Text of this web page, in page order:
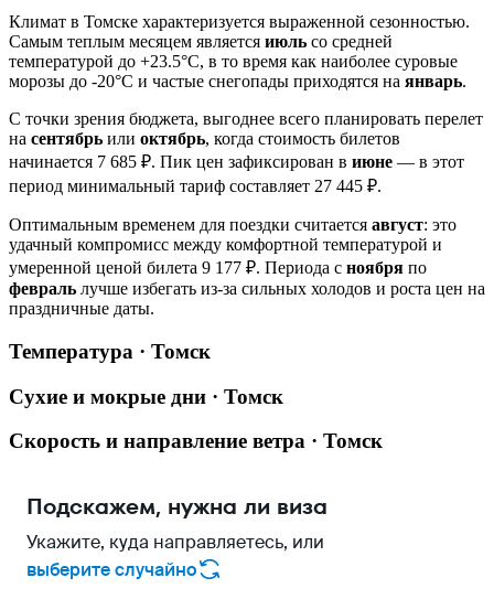
Климат в Томске характеризуется выраженной сезонностью.
Самым теплым месяцем является июль со средней
температурой до +23.5°C, в то время как наиболее суровые
морозы до -20°C и частые снегопады приходятся на январь.
С точки зрения бюджета, выгоднее всего планировать перелет
на сентябрь или октябрь, когда стоимость билетов
начинается 7 685 ₽. Пик цен зафиксирован в июне — в этот
период минимальный тариф составляет 27 445 ₽.
Оптимальным временем для поездки считается август: это
удачный компромисс между комфортной температурой и
умеренной ценой билета 9 177 ₽. Периода с ноября по
февраль лучше избегать из-за сильных холодов и роста цен на
праздничные даты.
Температура · Томск
Сухие и мокрые дни · Томск
Скорость и направление ветра · Томск
Подскажем, нужна ли виза
Укажите, куда направляетесь, или
выберите случайно